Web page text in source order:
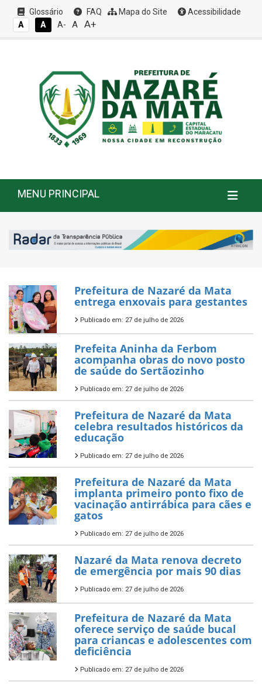
Glossário FAQ Mapa do Site
Acessibilidade
A
A A- A A+
MENU PRINCIPAL
Prefeitura de Nazaré da Mata
entrega enxovais para gestantes
Publicado em: 27 de julho de 2026
Prefeita Aninha da Ferbom
acompanha obras do novo posto
de saúde do Sertãozinho
Publicado em: 27 de julho de 2026
Prefeitura de Nazaré da Mata
celebra resultados históricos da
educação
Publicado em: 27 de julho de 2026
Prefeitura de Nazaré da Mata
implanta primeiro ponto fixo de
vacinação antirrábica para cães e
gatos
Publicado em: 27 de julho de 2026
Nazaré da Mata renova decreto
de emergência por mais 90 dias
Publicado em: 27 de julho de 2026
Prefeitura de Nazaré da Mata
oferece serviço de saúde bucal
para criancas e adolescentes com
deficiência
Publicado em: 27 de julho de 2026